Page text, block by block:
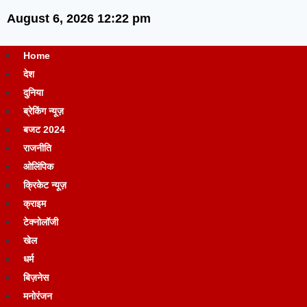
August 6, 2026 12:22 pm
Home
देश
दुनिया
ब्रेकिंग न्यूज़
बजट 2024
राजनीति
ओलिंपिक
क्रिकेट न्यूज़
क्राइम
टेक्नोलॉजी
खेल
धर्म
बिज़नेस
मनोरंजन